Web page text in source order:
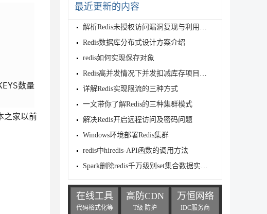
，剩下的则都为ARGV参数
之家以前
最近更新的内容
解析Redis未授权访问漏洞复现与利用危害
Redis数据库分布式设计方案介绍
redis如何实现保存对象
Redis高并发情况下并发扣减库存项目实战
详解Redis实现限流的三种方式
一文带你了解Redis的三种集群模式
解决Redis开启远程访问及密码问题
Windows环境部署Redis集群
redis中hiredis-API函数的调用方法
Spark删除redis千万级别set集合数据实现分析
在线工具
代码格式化等
高防CDN
T级 防护
万恒网络
IDC服务商